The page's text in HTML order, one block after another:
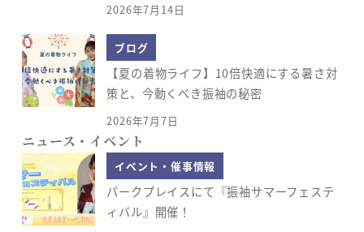
2026年7月14日
ブログ
【夏の着物ライフ】10倍快適にする暑さ対
策と、今動くべき振袖の秘密
2026年7月7日
ニュース・イベント
イベント・催事情報
パークプレイスにて『振袖サマーフェステ
ィバル』開催！